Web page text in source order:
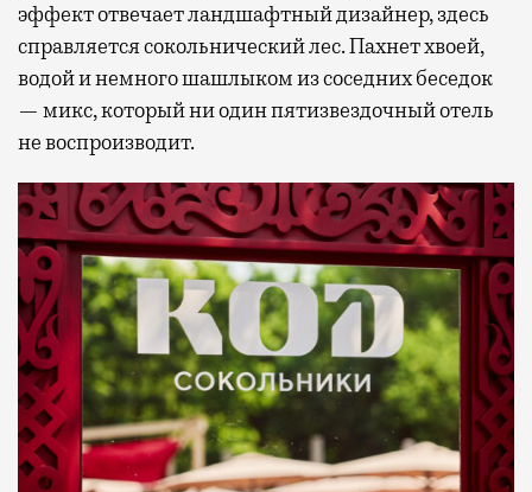
эффект отвечает ландшафтный дизайнер, здесь
справляется сокольнический лес. Пахнет хвоей,
водой и немного шашлыком из соседних беседок
— микс, который ни один пятизвездочный отель
не воспроизводит.